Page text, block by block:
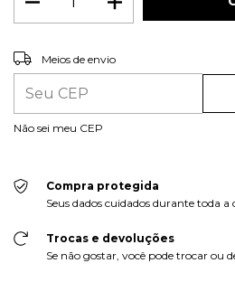
Entregas para o CEP:
Meios de envio
Não sei meu CEP
Compra protegida
Seus dados cuidados durante toda a
Trocas e devoluções
Se não gostar, você pode trocar ou